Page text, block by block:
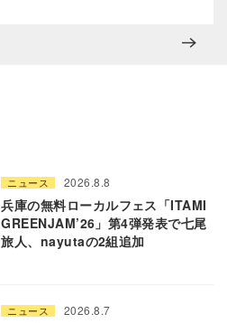
ニュース 2026.8.8
兵庫の無料ローカルフェス「ITAMI
GREENJAM’26」第4弾発表で七尾
旅人、nayutaの2組追加
ニュース 2026.8.7